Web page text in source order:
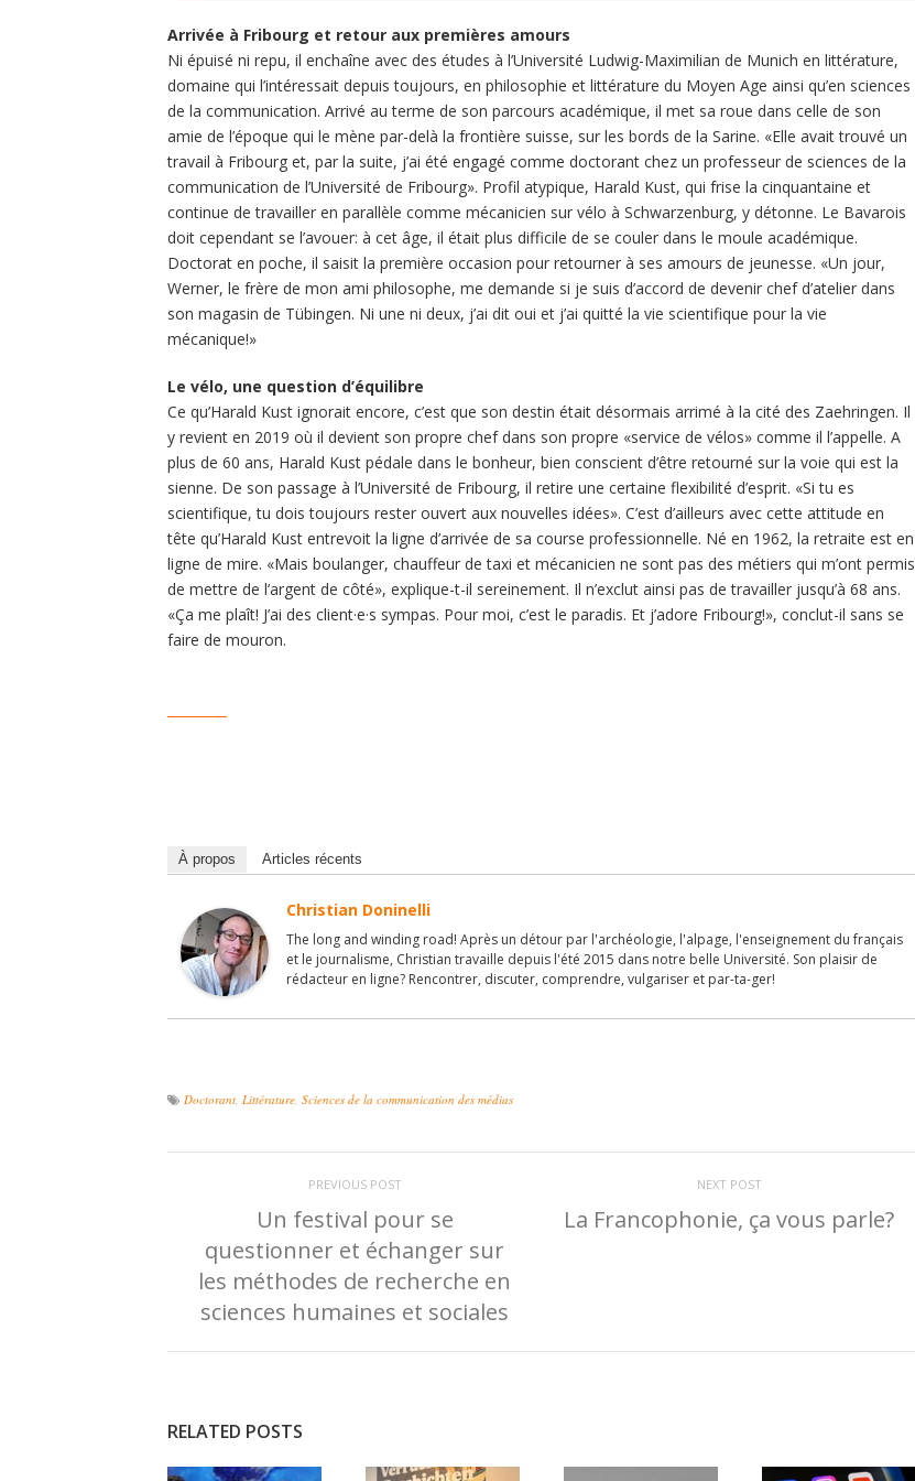
Arrivée à Fribourg et retour aux premières amours
Ni épuisé ni repu, il enchaîne avec des études à l’Université Ludwig-Maximilian de Munich en littérature,
domaine qui l’intéressait depuis toujours, en philosophie et littérature du Moyen Age ainsi qu’en sciences
de la communication. Arrivé au terme de son parcours académique, il met sa roue dans celle de son
amie de l’époque qui le mène par-delà la frontière suisse, sur les bords de la Sarine. «Elle avait trouvé un
travail à Fribourg et, par la suite, j’ai été engagé comme doctorant chez un professeur de sciences de la
communication de l’Université de Fribourg». Profil atypique, Harald Kust, qui frise la cinquantaine et
continue de travailler en parallèle comme mécanicien sur vélo à Schwarzenburg, y détonne. Le Bavarois
doit cependant se l’avouer: à cet âge, il était plus difficile de se couler dans le moule académique.
Doctorat en poche, il saisit la première occasion pour retourner à ses amours de jeunesse. «Un jour,
Werner, le frère de mon ami philosophe, me demande si je suis d’accord de devenir chef d’atelier dans
son magasin de Tübingen. Ni une ni deux, j’ai dit oui et j’ai quitté la vie scientifique pour la vie
mécanique!»
Le vélo, une question d’équilibre
Ce qu’Harald Kust ignorait encore, c’est que son destin était désormais arrimé à la cité des Zaehringen. Il
y revient en 2019 où il devient son propre chef dans son propre «service de vélos» comme il l’appelle. A
plus de 60 ans, Harald Kust pédale dans le bonheur, bien conscient d’être retourné sur la voie qui est la
sienne. De son passage à l’Université de Fribourg, il retire une certaine flexibilité d’esprit. «Si tu es
scientifique, tu dois toujours rester ouvert aux nouvelles idées». C’est d’ailleurs avec cette attitude en
tête qu’Harald Kust entrevoit la ligne d’arrivée de sa course professionnelle. Né en 1962, la retraite est en
ligne de mire. «Mais boulanger, chauffeur de taxi et mécanicien ne sont pas des métiers qui m’ont permis
de mettre de l’argent de côté», explique-t-il sereinement. Il n’exclut ainsi pas de travailler jusqu’à 68 ans.
«Ça me plaît! J’ai des client·e·s sympas. Pour moi, c’est le paradis. Et j’adore Fribourg!», conclut-il sans se
faire de mouron.
À propos Articles récents
Christian Doninelli
The long and winding road! Après un détour par l'archéologie, l'alpage, l'enseignement du français
et le journalisme, Christian travaille depuis l'été 2015 dans notre belle Université. Son plaisir de
rédacteur en ligne? Rencontrer, discuter, comprendre, vulgariser et par-ta-ger!
Doctorant Littérature Sciences de la communication des médias
PREVIOUS POST
Un festival pour se
questionner et échanger sur
les méthodes de recherche en
sciences humaines et sociales
NEXT POST
La Francophonie, ça vous parle?
RELATED POSTS